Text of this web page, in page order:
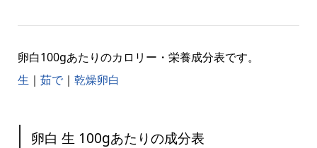
卵白100gあたりのカロリー・栄養成分表です。
生 ｜ 茹で｜ 乾燥卵白
卵白 生 100gあたりの成分表